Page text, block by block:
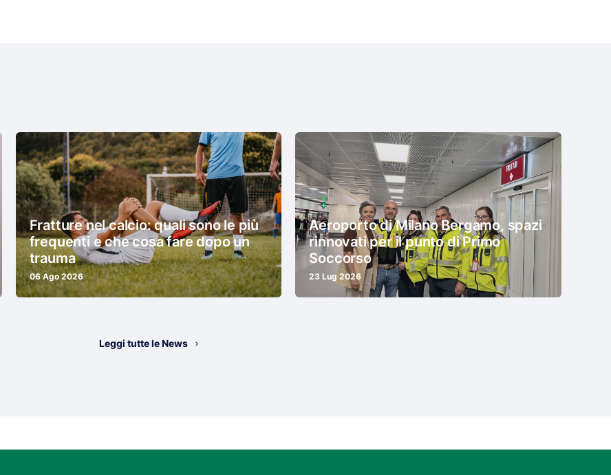
Fratture nel calcio: quali sono le più
frequenti e che cosa fare dopo un
trauma
06 Ago 2026
Aeroporto di Milano Bergamo, spazi
rinnovati per il punto di Primo
Soccorso
23 Lug 2026
Leggi tutte le News